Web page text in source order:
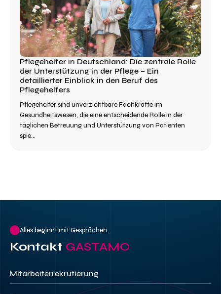
Pflegehelfer in Deutschland: Die zentrale Rolle
der Unterstützung in der Pflege – Ein
detaillierter Einblick in den Beruf des
Pflegehelfers
Pflegehelfer sind unverzichtbare Fachkräfte im
Gesundheitswesen, die eine entscheidende Rolle in der
täglichen Betreuung und Unterstützung von Patienten
spie...
Alles beginnt mit Gesprächen.
Kontakt GASTAMO
Mitarbeiterrekrutierung